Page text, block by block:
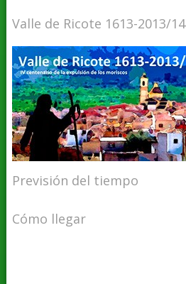
Valle de Ricote 1613-2013/14
Previsión del tiempo
Cómo llegar